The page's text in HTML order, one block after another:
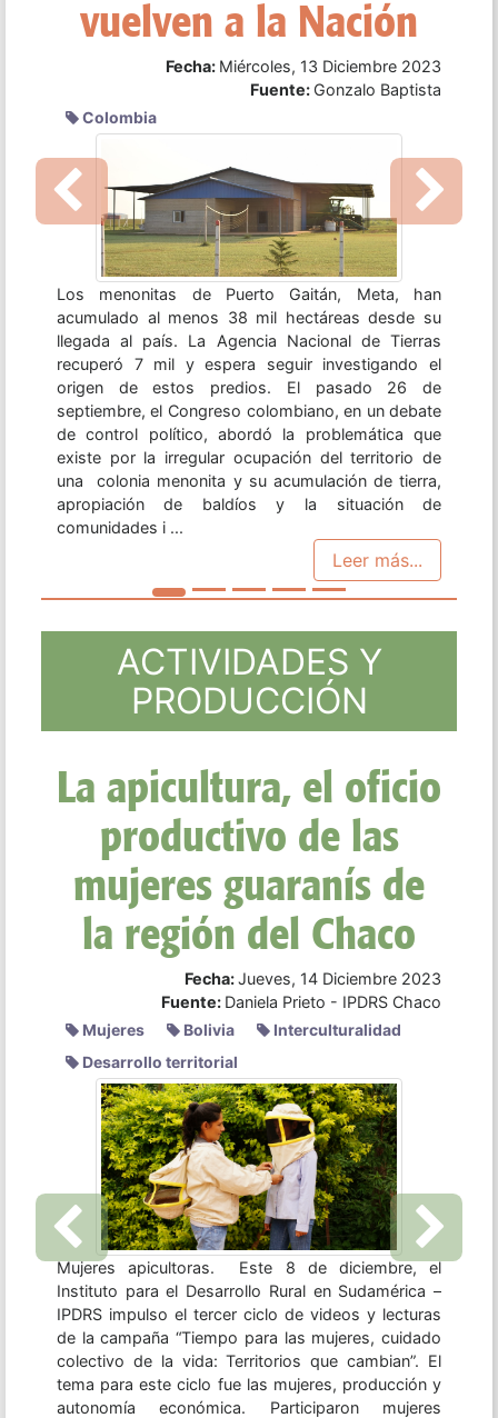
Fecha:Viernes, 08 Diciembre 2023
Fuente:Infobae
Fotografía: Medios publicos - Uruguay Río de
Janeiro, 7 dic (EFECOM).- Bolivia se convirtió este
jueves en el quinto miembro pleno del Mercado
Común del Sur (Mercosur) después de que su
adhesión fuera oficializada en la LXIII cumbre
presidencial del bloque regional, que se celebra en
la ciudad brasileña de Río de Janeiro. ...
Leer más...
ACTIVIDADES Y
PRODUCCIÓN
Informe Mujeres: Más
de 30 testimonios de
mujeres desde y por
las luchas por la
tierra y territorio en
Sudamérica
Fuente:IPDRS
Investigación
Tras un proceso de relevamiento de información y
articulación con una serie de organizaciones,
instituciones y colectivos, presentamos un nuevo
Informe Anual sobre Acceso a la tierra y territorio
en Sudamérica, en esta oportunidad con un
enfoque basado en las mujeres. Este material,
Previous Next